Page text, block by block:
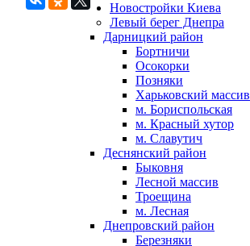
Новостройки Киева
Левый берег Днепра
Дарницкий район
Бортничи
Осокорки
Позняки
Харьковский массив
м. Бориспольская
м. Красный хутор
м. Славутич
Деснянский район
Быковня
Лесной массив
Троещина
м. Лесная
Днепровский район
Березняки